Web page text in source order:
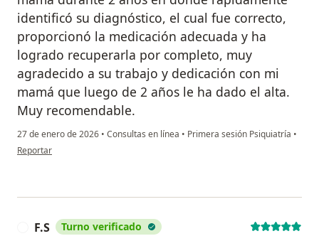
identificó su diagnóstico, el cual fue correcto,
proporcionó la medicación adecuada y ha
logrado recuperarla por completo, muy
agradecido a su trabajo y dedicación con mi
mamá que luego de 2 años le ha dado el alta.
Muy recomendable.
27 de enero de 2026 • Consultas en línea • Primera sesión Psiquiatría •
en opinión del usuario Alan
Reportar
F.S Turno verificado